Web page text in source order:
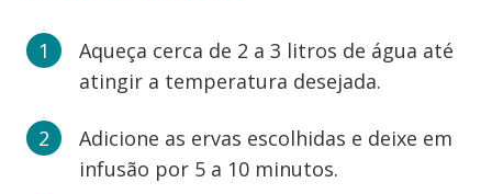
Aqueça cerca de 2 a 3 litros de água até
atingir a temperatura desejada.
Adicione as ervas escolhidas e deixe em
infusão por 5 a 10 minutos.